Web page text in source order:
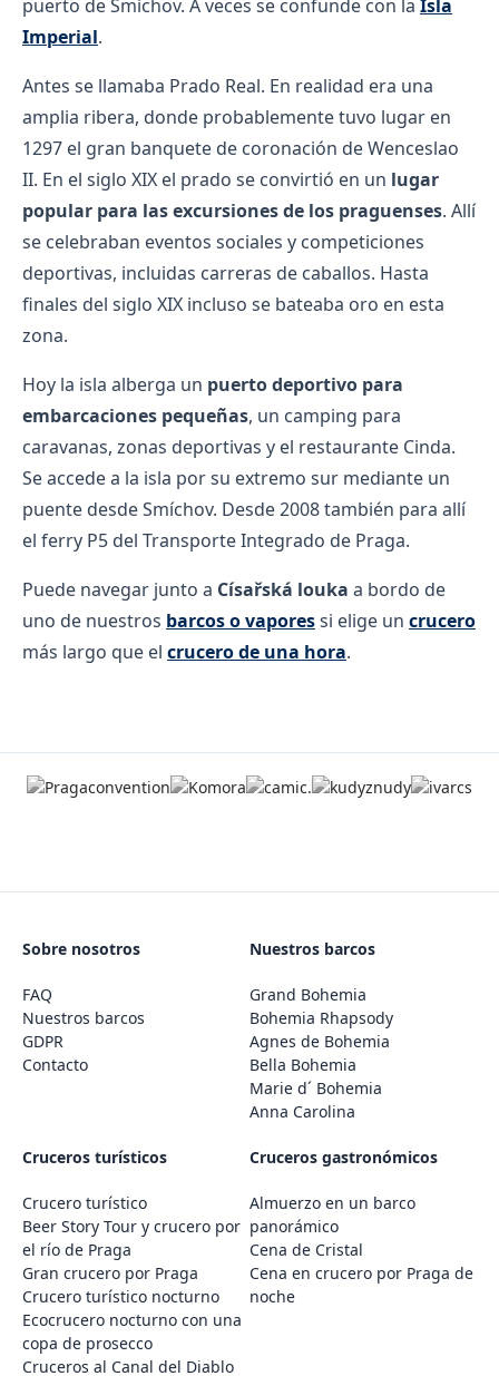
puerto de Smíchov. A veces se confunde con la Isla
Imperial.
Antes se llamaba Prado Real. En realidad era una
amplia ribera, donde probablemente tuvo lugar en
1297 el gran banquete de coronación de Wenceslao
II. En el siglo XIX el prado se convirtió en un lugar
popular para las excursiones de los praguenses. Allí
se celebraban eventos sociales y competiciones
deportivas, incluidas carreras de caballos. Hasta
finales del siglo XIX incluso se bateaba oro en esta
zona.
Hoy la isla alberga un puerto deportivo para
embarcaciones pequeñas, un camping para
caravanas, zonas deportivas y el restaurante Cinda.
Se accede a la isla por su extremo sur mediante un
puente desde Smíchov. Desde 2008 también para allí
el ferry P5 del Transporte Integrado de Praga.
Puede navegar junto a Císařská louka a bordo de
uno de nuestros barcos o vaporessi elige un crucero
más largo que el crucero de una hora.
Sobre nosotros
FAQ
Nuestros barcos
GDPR
Contacto
Nuestros barcos
Grand Bohemia
Bohemia Rhapsody
Agnes de Bohemia
Bella Bohemia
Marie d´ Bohemia
Anna Carolina
Cruceros turísticos
Crucero turístico
Beer Story Tour y crucero por
el río de Praga
Gran crucero por Praga
Crucero turístico nocturno
Ecocrucero nocturno con una
copa de prosecco
Cruceros al Canal del Diablo
Cruceros gastronómicos
Almuerzo en un barco
panorámico
Cena de Cristal
Cena en crucero por Praga de
noche